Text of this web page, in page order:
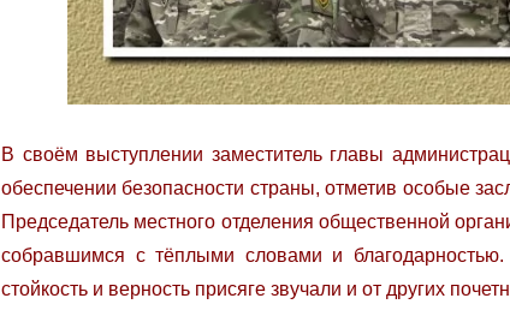
В своём выступлении заместитель главы
обеспечении безопасности страны, отметив особые
Председатель местного отделения общественной
собравшимся с тёплыми словами и
стойкость и верность присяге звучали и от других